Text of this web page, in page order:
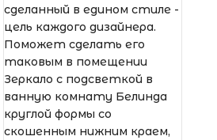
сделанный в едином стиле -
цель каждого дизайнера.
Поможет сделать его
таковым в помещении
Зеркало с подсветкой в
ванную комнату Белинда
круглой формы со
скошенным нижним краем,